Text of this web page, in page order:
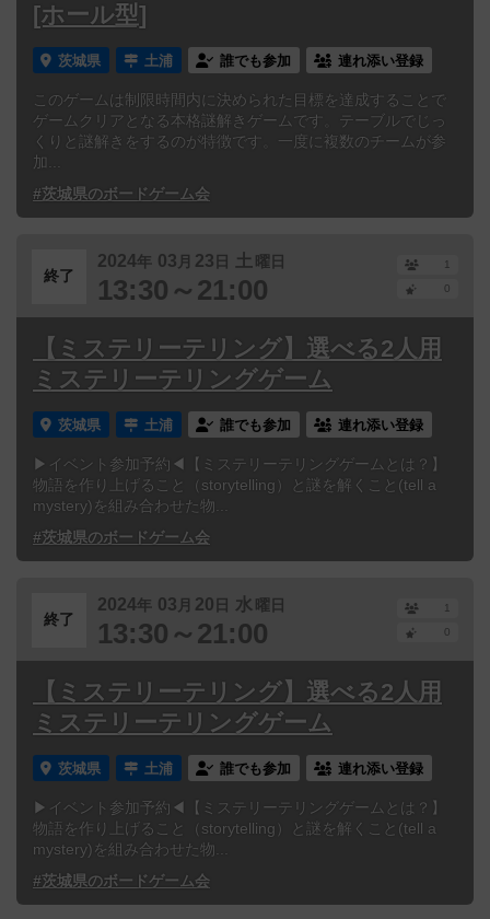
[ホール型]
茨城県 土浦 誰でも参加 連れ添い登録
このゲームは制限時間内に決められた目標を達成することで
ゲームクリアとなる本格謎解きゲームです。テーブルでじっ
くりと謎解きをするのが特徴です。一度に複数のチームが参
加...
#茨城県のボードゲーム会
終了
2024年 03 月 23 日 土 曜日
13:30～21:00
1
0
【ミステリーテリング】選べる2人用
ミステリーテリングゲーム
茨城県 土浦 誰でも参加 連れ添い登録
▶イベント参加予約◀【ミステリーテリングゲームとは？】
物語を作り上げること（storytelling）と謎を解くこと(tell a
mystery)を組み合わせた物...
#茨城県のボードゲーム会
終了
2024年 03 月 20 日 水 曜日
13:30～21:00
1
0
【ミステリーテリング】選べる2人用
ミステリーテリングゲーム
茨城県 土浦 誰でも参加 連れ添い登録
▶イベント参加予約◀【ミステリーテリングゲームとは？】
物語を作り上げること（storytelling）と謎を解くこと(tell a
mystery)を組み合わせた物...
#茨城県のボードゲーム会